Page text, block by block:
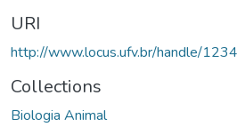
URI
http://www.locus.ufv.br/handle/
Collections
Biologia Animal